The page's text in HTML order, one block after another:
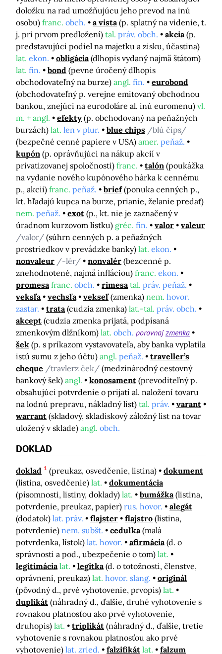
doložku na rad umožňujúcu jeho prevod na inú
osobu) franc. obch. a vista (p. splatný na videnie, t.
j. pri prvom predložení) tal. práv. obch. akcia (p.
predstavujúci podiel na majetku a zisku, účastina)
lat. ekon. obligácia (dlhopis vydaný najmä štátom)
lat. fin. bond (pevne úročený dlhopis
obchodovateľný na burze) angl. fin.
eurobond
(obchodovateľný p. verejne emitovaný obchodnou
bankou, znejúci na eurodoláre al. inú euromenu) vl.
m. + angl.
efekty (p. obchodovaný na peňažných
burzách) lat. len v plur. blue chips /blú čips/
(bezpečné cenné papiere v USA) amer. peňaž.
kupón (p. oprávňujúci na nákup akcií v
privatizovanej spoločnosti) franc. talón (poukážka
na vydanie nového kupónového hárka k cennému
p., akcii) franc. peňaž. brief (ponuka cenných p.,
kt. hľadajú kupca na burze, prianie, želanie predať)
nem. peňaž. exot (p., kt. nie je zaznačený v
úradnom kurzovom lístku) gréc. fin. valor
valeur
/valor/ (súhrn cenných p. a peňažných
prostriedkov v prevádzke banky) lat. ekon.
nonvaleur /-lér/ nonvalér (bezcenné p.
znehodnotené, najmä infláciou) franc. ekon.
promesa franc. obch. rimesa tal. práv. peňaž.
veksľa
vechsľa vekseľ (zmenka) nem. hovor.
zastar.
trata (cudzia zmenka) lat.-tal. práv. obch.
akcept (cudzia zmenka prijatá, podpísaná
zmenkovým dlžníkom) lat. obch. porovnajzmenka
šek (p. s príkazom vystavovateľa, aby banka vyplatila
istú sumu z jeho účtu) angl. peňaž.
traveller’s
cheque /travlerz ček/ (medzinárodný cestovný
bankový šek) angl. konosament (prevoditeľný p.
obsahujúci potvrdenie o prijatí al. naložení tovaru
na lodnú prepravu, nákladný list) tal. práv.
varant
warrant (skladový, skladiskový záložný list na tovar
uložený v sklade) angl. obch.
DOKLAD
doklad 1 (preukaz, osvedčenie, listina)
dokument
(listina, osvedčenie) lat.
dokumentácia
(písomnosti, listiny, doklady) lat. bumážka (listina,
potvrdenie, preukaz, papier) rus. hovor.
alegát
(dodatok) lat. práv. flajster flajstro (listina,
potvrdenie) nem. subšt. ceduľka (malá
potvrdenka, lístok) lat. hovor. afirmácia (d. o
správnosti a pod., ubezpečenie o tom) lat.
legitimácia lat. legitka (d. o totožnosti, členstve,
oprávnení, preukaz) lat. hovor. slang.
originál
(pôvodný d., prvé vyhotovenie, prvopis) lat.
duplikát (náhradný d., ďalšie, druhé vyhotovenie s
rovnakou platnosťou ako prvé vyhotovenie,
druhopis) lat. triplikát (náhradný d., ďalšie, tretie
vyhotovenie s rovnakou platnosťou ako prvé
vyhotovenie) lat. zried. falzifikát lat.
falzum